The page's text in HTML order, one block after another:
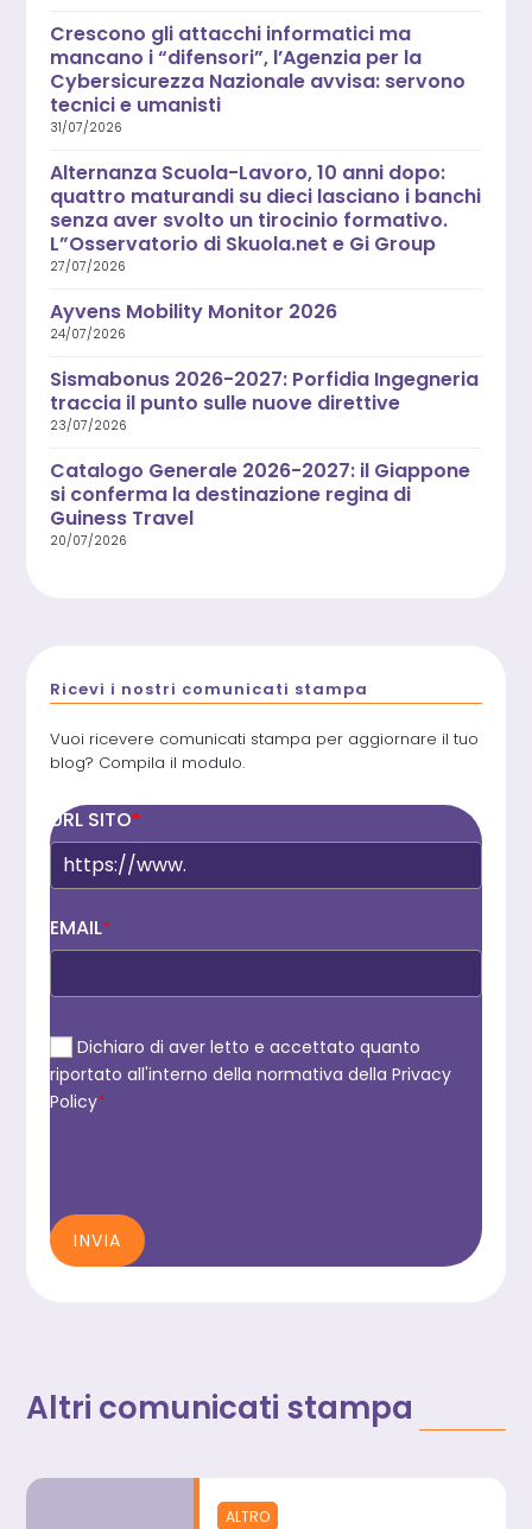
Crescono gli attacchi informatici ma
mancano i “difensori”, l’Agenzia per la
Cybersicurezza Nazionale avvisa: servono
tecnici e umanisti
31/07/2026
Alternanza Scuola-Lavoro, 10 anni dopo:
quattro maturandi su dieci lasciano i banchi
senza aver svolto un tirocinio formativo.
L”Osservatorio di Skuola.net e Gi Group
27/07/2026
Ayvens Mobility Monitor 2026
24/07/2026
Sismabonus 2026-2027: Porfidia Ingegneria
traccia il punto sulle nuove direttive
23/07/2026
Catalogo Generale 2026-2027: il Giappone
si conferma la destinazione regina di
Guiness Travel
20/07/2026
Ricevi i nostri comunicati stampa
Vuoi ricevere comunicati stampa per aggiornare il tuo
blog? Compila il modulo.
URL SITO*
EMAIL*
Dichiaro di aver letto e accettato quanto
riportato all'interno della normativa della Privacy
Policy*
INVIA
Altri comunicati stampa
ALTRO